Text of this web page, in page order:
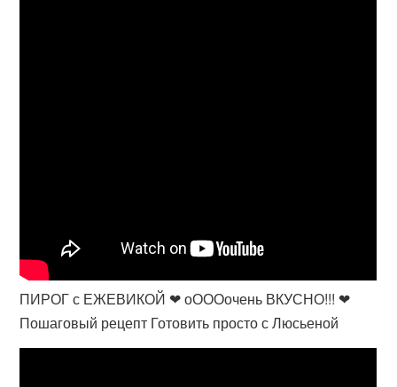
ПИРОГ с ЕЖЕВИКОЙ ❤ оОООочень ВКУСНО!!! ❤
Пошаговый рецепт Готовить просто с Люсьеной